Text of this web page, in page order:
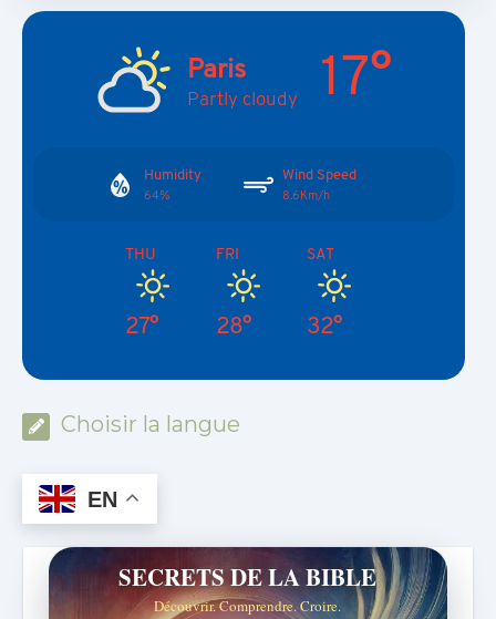
Paris
Partly cloudy 17°
Humidity
64%
Wind Speed
8.6Km/h
THU
27°
FRI
28°
SAT
32°
Choisir la langue
EN
SECRETS DE LA BIBLE
Découvrir. Comprendre. Croire.